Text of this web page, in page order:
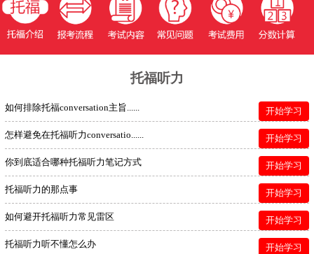
托福听力
如何排除托福conversation主旨...... 开始学习
怎样避免在托福听力conversatio...... 开始学习
你到底适合哪种托福听力笔记方式 开始学习
托福听力的那点事 开始学习
如何避开托福听力常见雷区 开始学习
托福听力听不懂怎么办 开始学习